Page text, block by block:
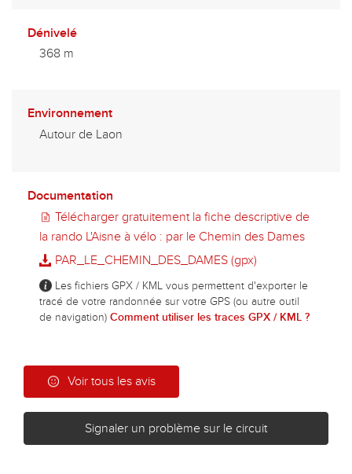
Dénivelé
368 m
Environnement
Autour de Laon
Documentation
Télécharger gratuitement la fiche descriptive de
la rando L'Aisne à vélo : par le Chemin des Dames
PAR_LE_CHEMIN_DES_DAMES (gpx)
Les fichiers GPX / KML vous permettent d'exporter le
tracé de votre randonnée sur votre GPS (ou autre outil
de navigation) Comment utiliser les traces GPX / KML ?
Voir tous les avis
Signaler un problème sur le circuit